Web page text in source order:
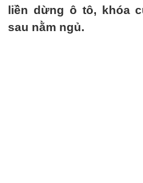
liền dừng ô tô, khóa
sau nằm ngủ.